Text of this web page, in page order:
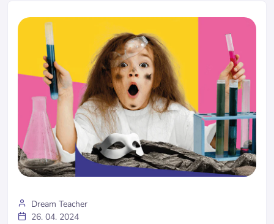
Dream Teacher
26. 04. 2024